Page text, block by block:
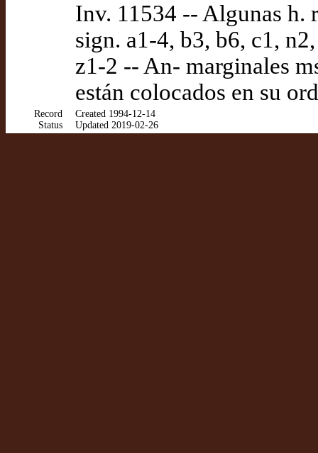
Inv. 11534 -- Algunas h.
sign. a1-4, b3, b6, c1,
z1-2 -- An- marginales
están colocados en su
Record
Status
Created 1994-12-14
Updated 2019-02-26